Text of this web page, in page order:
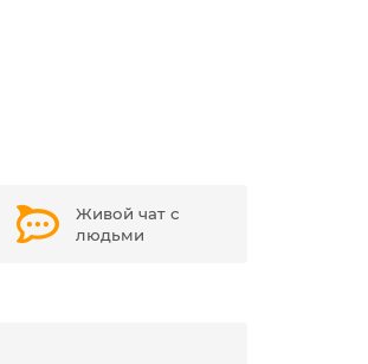
Живой чат с
людьми